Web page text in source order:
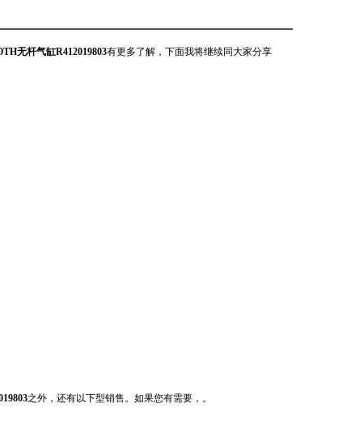
无杆气缸R412019803有更多了解，下面我将继续同大家分享
之外，还有以下型销售。如果您有需要，。